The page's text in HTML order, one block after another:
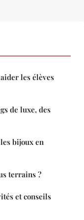
les élèves
de luxe, des
bijoux en
terrains ?
et conseils